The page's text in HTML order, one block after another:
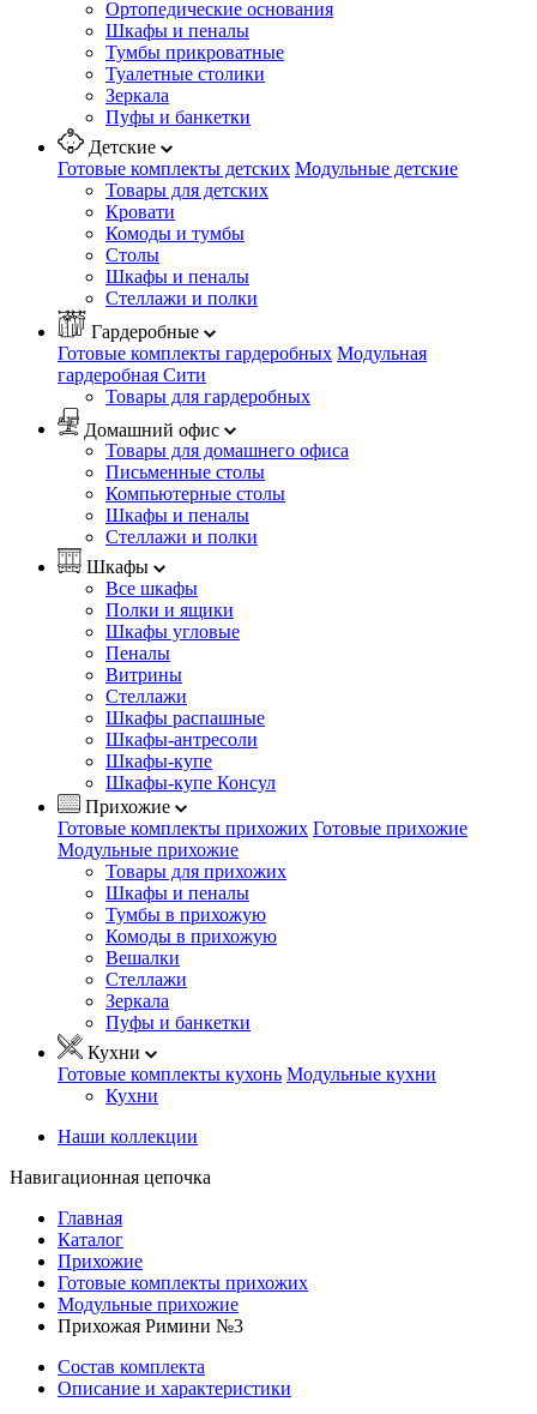
Ортопедические основания
Шкафы и пеналы
Тумбы прикроватные
Туалетные столики
Зеркала
Пуфы и банкетки
Детские
Готовые комплекты детских Модульные детские
Товары для детских
Кровати
Комоды и тумбы
Столы
Шкафы и пеналы
Стеллажи и полки
Гардеробные
Готовые комплекты гардеробных Модульная
гардеробная Сити
Товары для гардеробных
Домашний офис
Товары для домашнего офиса
Письменные столы
Компьютерные столы
Шкафы и пеналы
Стеллажи и полки
Шкафы
Все шкафы
Полки и ящики
Шкафы угловые
Пеналы
Витрины
Стеллажи
Шкафы распашные
Шкафы-антресоли
Шкафы-купе
Шкафы-купе Консул
Прихожие
Готовые комплекты прихожих Готовые прихожие
Модульные прихожие
Товары для прихожих
Шкафы и пеналы
Тумбы в прихожую
Комоды в прихожую
Вешалки
Стеллажи
Зеркала
Пуфы и банкетки
Кухни
Готовые комплекты кухонь Модульные кухни
Кухни
Наши коллекции
Навигационная цепочка
Главная
Каталог
Прихожие
Готовые комплекты прихожих
Модульные прихожие
Прихожая Римини №3
Состав комплекта
Описание и характеристики